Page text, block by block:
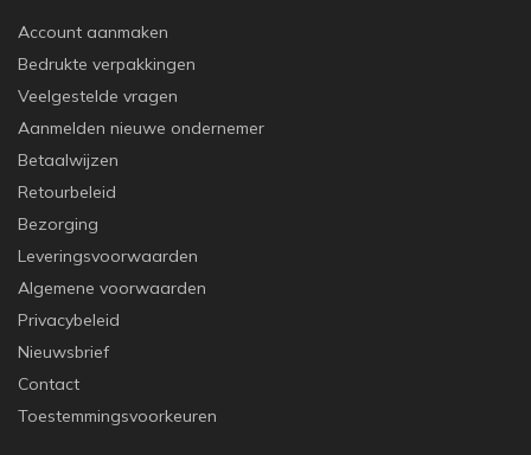
Account aanmaken
Bedrukte verpakkingen
Veelgestelde vragen
Aanmelden nieuwe ondernemer
Betaalwijzen
Retourbeleid
Bezorging
Leveringsvoorwaarden
Algemene voorwaarden
Privacybeleid
Nieuwsbrief
Contact
Toestemmingsvoorkeuren